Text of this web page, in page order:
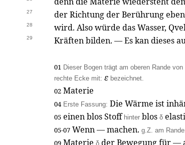
27 der Richtung der Berührung
28 wird. Also würde das Wasser,
29 Kräften bilden. — Es kan dieses
01 Dieser Bogen trägt am oberen Rande
rechte Ecke mit: ε bezeichnet.
02 Materie
04 Erste Fassung: Die Wärme ist
05 einen blos Stoff hinter blos δ
05-07 Wenn — machen. g.Z. am
09 Materie δ der Bewegung für —